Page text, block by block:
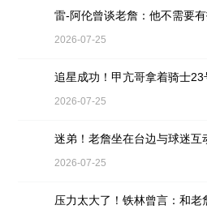
2026-07-25
追星成功！甲亢哥拿着骑士
2026-07-25
2026-07-25